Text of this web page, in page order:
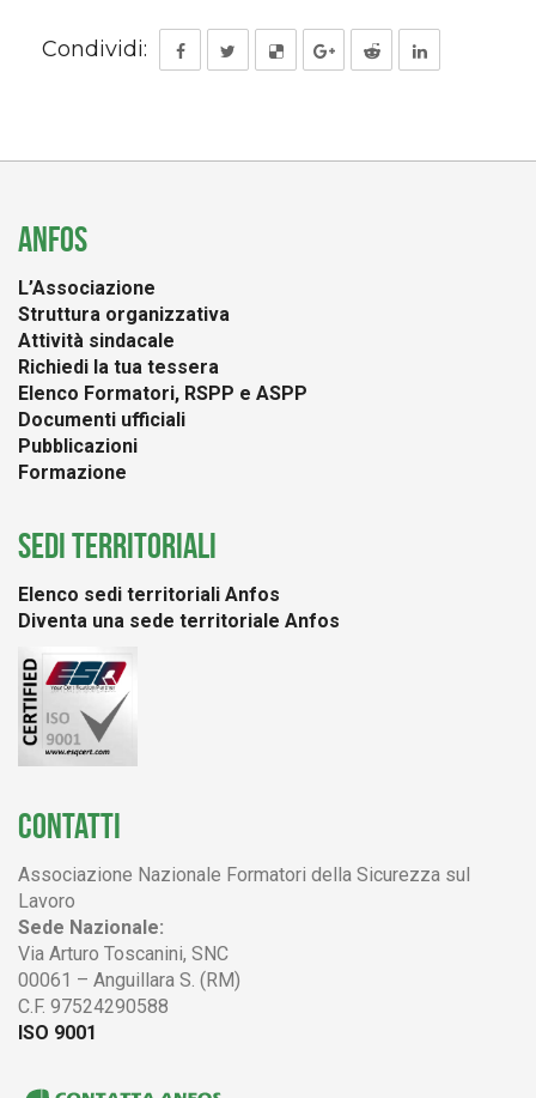
Condividi:
ANFOS
L’Associazione
Struttura organizzativa
Attività sindacale
Richiedi la tua tessera
Elenco Formatori, RSPP e ASPP
Documenti ufficiali
Pubblicazioni
Formazione
SEDI TERRITORIALI
Elenco sedi territoriali Anfos
Diventa una sede territoriale Anfos
CONTATTI
Associazione Nazionale Formatori della Sicurezza sul
Lavoro
Sede Nazionale:
Via Arturo Toscanini, SNC
00061 – Anguillara S. (RM)
C.F. 97524290588
ISO 9001